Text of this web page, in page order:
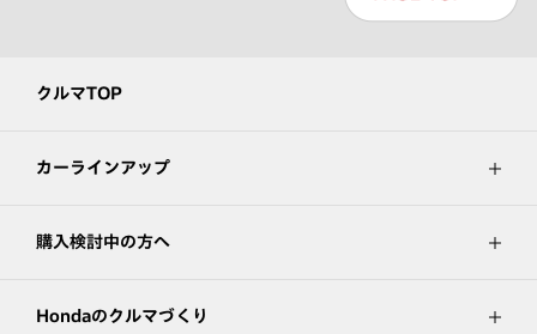
クルマTOP
カーラインアップ
購入検討中の方へ
Hondaのクルマづくり